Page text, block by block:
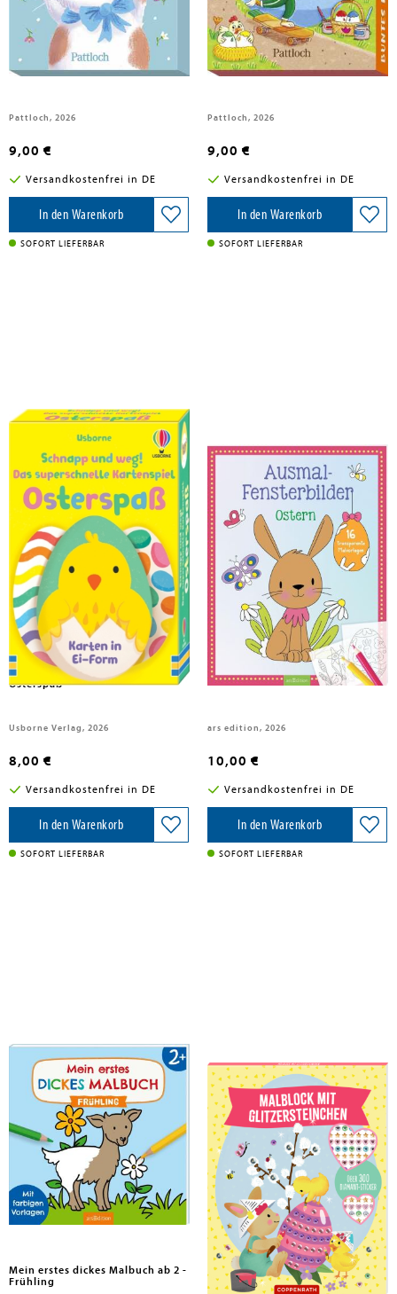
Hasenstark! Mein lustiges Oster-
Quartett
Pattloch, 2026
9,00 €
Versandkostenfrei in DE
In den Warenkorb
SOFORT LIEFERBAR
Kallauch, Michael
Buntes Nest fürs Osterfest
Pattloch, 2026
9,00 €
Versandkostenfrei in DE
In den Warenkorb
SOFORT LIEFERBAR
Wheatley, Abigail
Schnapp und weg! Das
superschnelle Kartenspiel:
Osterspaß
Usborne Verlag, 2026
8,00 €
Versandkostenfrei in DE
In den Warenkorb
SOFORT LIEFERBAR
Ausmal-Fensterbilder - Ostern
ars edition, 2026
10,00 €
Versandkostenfrei in DE
In den Warenkorb
SOFORT LIEFERBAR
Mein erstes dickes Malbuch ab 2 -
Frühling
Malblock mit Glitzersteinchen
Frohe Ostern